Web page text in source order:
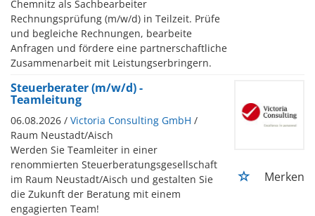
Chemnitz als Sachbearbeiter
Rechnungsprüfung (m/w/d) in Teilzeit. Prüfe
und begleiche Rechnungen, bearbeite
Anfragen und fördere eine partnerschaftliche
Zusammenarbeit mit Leistungserbringern.
Steuerberater (m/w/d) -
Teamleitung
06.08.2026 / Victoria Consulting GmbH /
Raum Neustadt/Aisch
Werden Sie Teamleiter in einer
renommierten Steuerberatungsgesellschaft
im Raum Neustadt/Aisch und gestalten Sie
die Zukunft der Beratung mit einem
engagierten Team!
Merken